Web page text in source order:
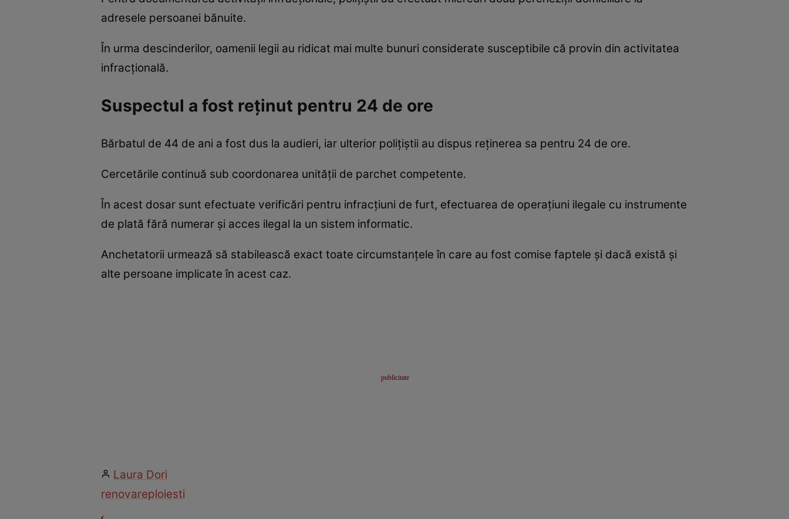
adresele persoanei bănuite.
În urma descinderilor, oamenii legii au ridicat mai multe bunuri considerate susceptibile că provin din activitatea
infracțională.
Suspectul a fost reținut pentru 24 de ore
Bărbatul de 44 de ani a fost dus la audieri, iar ulterior polițiștii au dispus reținerea sa pentru 24 de ore.
Cercetările continuă sub coordonarea unității de parchet competente.
În acest dosar sunt efectuate verificări pentru infracțiuni de furt, efectuarea de operațiuni ilegale cu instrumente
de plată fără numerar și acces ilegal la un sistem informatic.
Anchetatorii urmează să stabilească exact toate circumstanțele în care au fost comise faptele și dacă există și
alte persoane implicate în acest caz.
Laura Dori
renovareploiesti